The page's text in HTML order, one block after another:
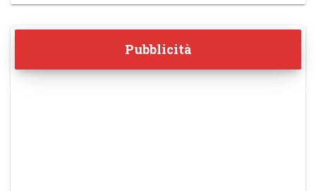
Pubblicità